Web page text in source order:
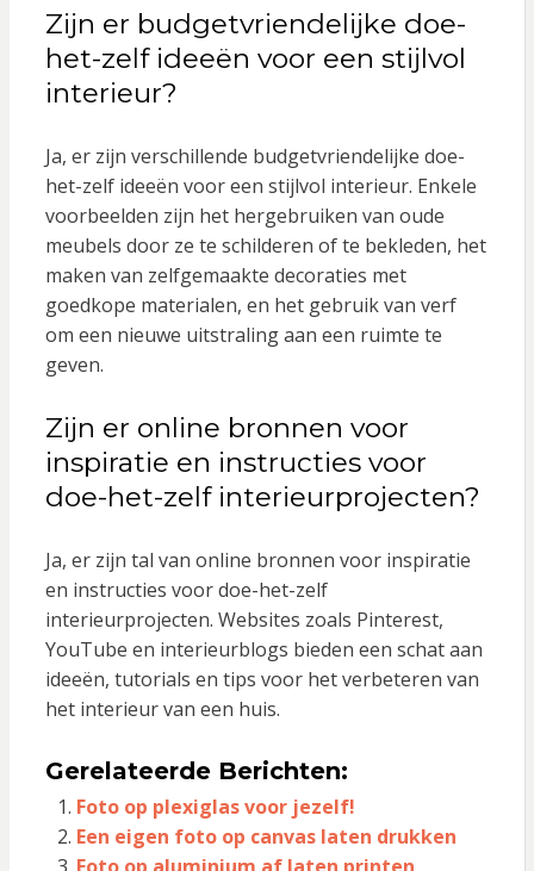
Zijn er budgetvriendelijke doe-
het-zelf ideeën voor een stijlvol
interieur?
Ja, er zijn verschillende budgetvriendelijke doe-
het-zelf ideeën voor een stijlvol interieur. Enkele
voorbeelden zijn het hergebruiken van oude
meubels door ze te schilderen of te bekleden, het
maken van zelfgemaakte decoraties met
goedkope materialen, en het gebruik van verf
om een nieuwe uitstraling aan een ruimte te
geven.
Zijn er online bronnen voor
inspiratie en instructies voor
doe-het-zelf interieurprojecten?
Ja, er zijn tal van online bronnen voor inspiratie
en instructies voor doe-het-zelf
interieurprojecten. Websites zoals Pinterest,
YouTube en interieurblogs bieden een schat aan
ideeën, tutorials en tips voor het verbeteren van
het interieur van een huis.
Gerelateerde Berichten:
Foto op plexiglas voor jezelf!
Een eigen foto op canvas laten drukken